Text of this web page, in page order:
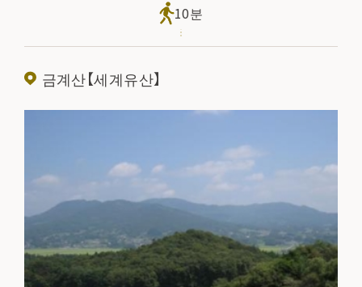
도라고 전해지는 유적도 있습니다.
10분
금계산【세계유산】